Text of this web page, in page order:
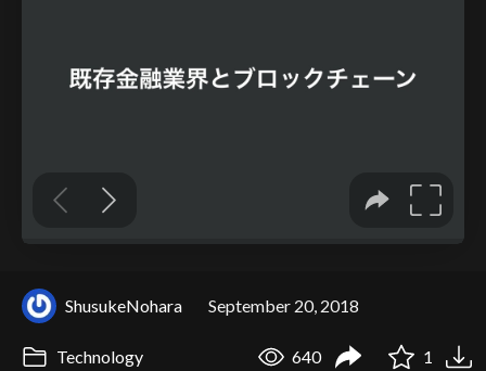
ShusukeNohara September 20, 2018
Technology 640 1